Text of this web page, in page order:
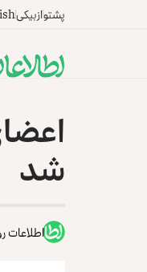
پشتوازبیکی
شد
اطلاعات